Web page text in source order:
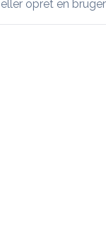
eller opret en bruger